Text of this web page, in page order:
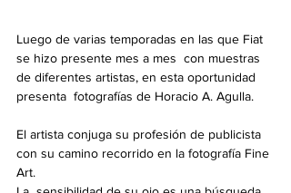
Luego de varias temporadas en las que Fiat
se hizo presente mes a mes  con muestras
de diferentes artistas, en esta oportunidad
presenta  fotografías de Horacio A. Agulla.
El artista conjuga su profesión de publicista
con su camino recorrido en la fotografía Fine
Art.